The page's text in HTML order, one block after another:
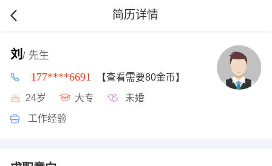
简历详情
刘 / 先生
177****6691 【查看需要80金币】
24岁 大专 未婚
工作经验